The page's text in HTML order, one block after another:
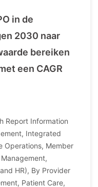
in de
2030 naar
bereiken
een CAGR
Report Information
Integrated
Operations, Member
HR), By Provider
Patient Care,